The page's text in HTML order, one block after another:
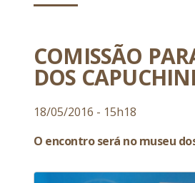
COMISSÃO
DOS
18/05/2016 - 15h18
O encontro será no museu